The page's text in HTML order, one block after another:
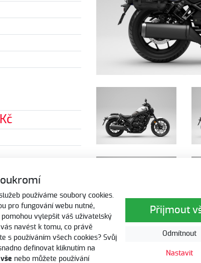
používáme soubory cookies.
pro fungování webu nutné,
vylepšit váš uživatelský
navést k tomu, co právě
s používáním všech cookies? Svůj
definovat kliknutím na
nebo můžete používání
Přijmout
Odmítnout
Nastavit
Honda